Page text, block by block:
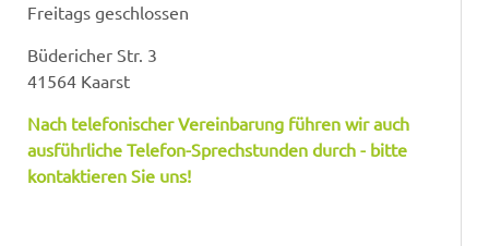
Freitags geschlossen
Büdericher Str. 3
41564 Kaarst
Nach telefonischer Vereinbarung führen wir auch
ausführliche Telefon-Sprechstunden durch - bitte
kontaktieren Sie uns!